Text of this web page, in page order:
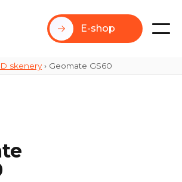
E-shop
skenery› Geomate GS60